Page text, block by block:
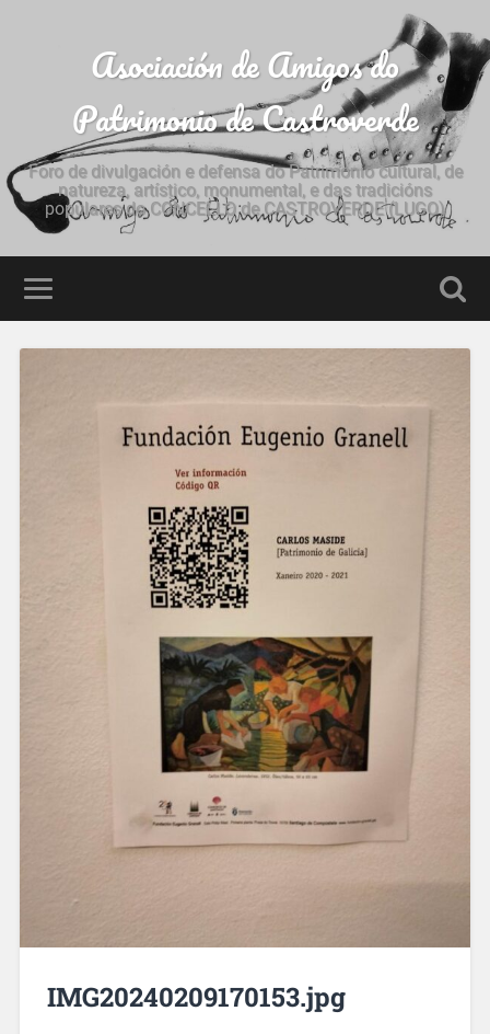
Asociación de Amigos do
Patrimonio de Castroverde
Foro de divulgación e defensa do Patrimonio cultural, de
natureza, artístico, monumental, e das tradicións
populares do CONCELLO de CASTROVERDE (LUGO)
IMG20240209170153.jpg